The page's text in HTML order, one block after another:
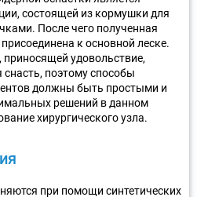
состоящей из кормушки для
После чего полученная
к основной леске.
удовольствие,
снасть, поэтому способы
должны быть простыми и
решений в данном
хирургического узла.
при помощи синтетических